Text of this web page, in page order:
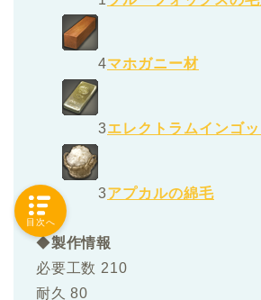
4マホガニー材
3エレクトラムインゴッ
3アプカルの綿毛
◆製作情報
必要工数 210
耐久 80
目次へ